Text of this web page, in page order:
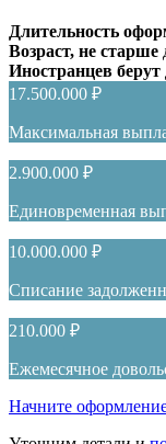
Длительность
Возраст, не старше
Иностранцев берут
17.500.000 ₽
Максимальная
2.900.000 ₽
Единовременная
10.000.000 ₽
Списание
210.000 ₽
Ежемесячное
Начните